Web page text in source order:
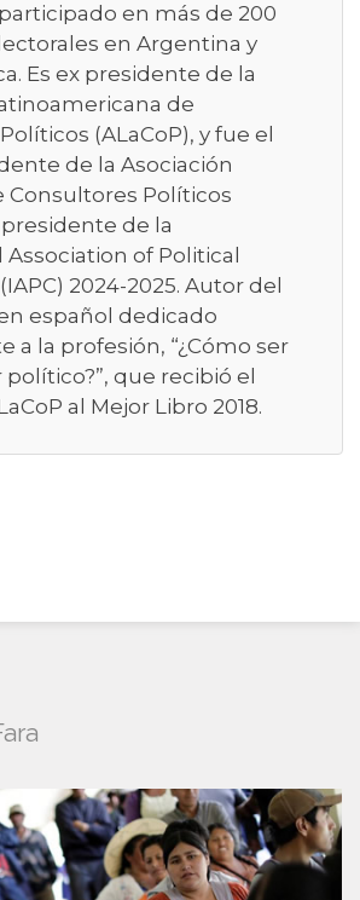
en más de 200
en Argentina y
Es ex presidente de la
de
(ALaCoP), y fue el
de la Asociación
Consultores Políticos
presidente de la
of Political
2024-2025. Autor del
español dedicado
a la profesión, “¿Cómo ser
que recibió el
al Mejor Libro 2018.